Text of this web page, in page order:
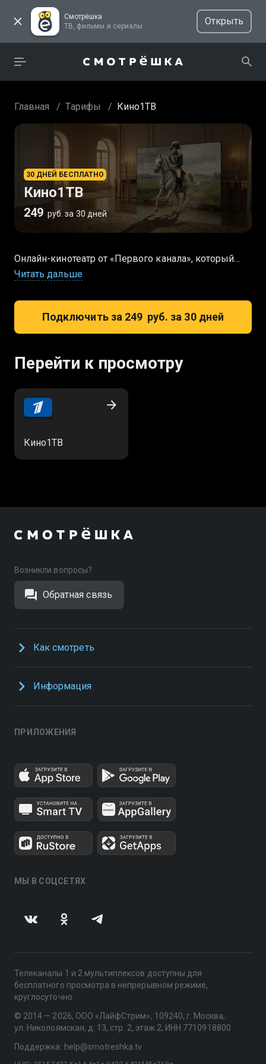
Смотрёшка
ТВ, фильмы и сериалы
Открыть
Главная / Тарифы / Кино1ТВ
30 ДНЕЙ БЕСПЛАТНО
Кино1ТВ
249 руб. за 30 дней
Онлайн-кинотеатр от «Первого канала», который
предлагает доступ к большой библиотеке
Читать дальше
Подключить за 249 руб. за 30 дней
Перейти к просмотру
Кино1ТВ
Возникли вопросы?
Обратная связь
Как смотреть
Информация
ПРИЛОЖЕНИЯ
МЫ В СОЦСЕТЯХ
Телеканалы 1 и 2 мультиплексов доступны для
бесплатного просмотра в непрерывном режиме,
круглосуточно.
© 2014 — 2026, ООО «ЛайфСтрим», 109240, г. Москва,
ул. Николоямская, д. 13, стр. 2, этаж 2, ИНН 7710918800
Поддержка: help@smotreshka.tv